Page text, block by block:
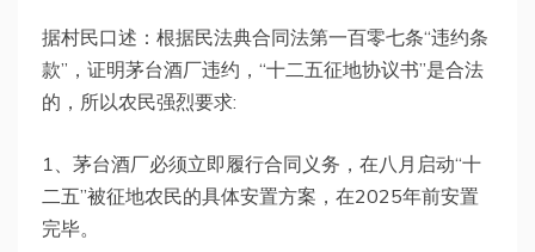
据村民口述：根据民法典合同法第一百零七条“违约条
款”，证明茅台酒厂违约，“十二五征地协议书”是合法
的，所以农民强烈要求:
1、茅台酒厂必须立即履行合同义务，在八月启动“十
二五”被征地农民的具体安置方案，在2025年前安置
完毕。